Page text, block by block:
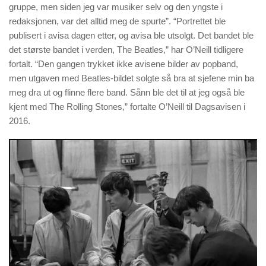
gruppe, men siden jeg var musiker selv og den yngste i
redaksjonen, var det alltid meg de spurte”. “Portrettet ble
publisert i avisa dagen etter, og avisa ble utsolgt. Det bandet ble
det største bandet i verden, The Beatles,” har O’Neill tidligere
fortalt. “Den gangen trykket ikke avisene bilder av popband,
men utgaven med Beatles-bildet solgte så bra at sjefene min ba
meg dra ut og flinne flere band. Sånn ble det til at jeg også ble
kjent med The Rolling Stones,” fortalte O’Neill til Dagsavisen i
2016.